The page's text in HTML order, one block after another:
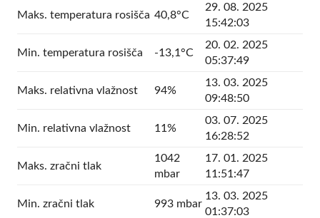
Maks. temperatura rosišča 40,8°C
29. 08. 2025
15:42:03
Min. temperatura rosišča -13,1°C
20. 02. 2025
05:37:49
Maks. relativna vlažnost 94%
13. 03. 2025
09:48:50
Min. relativna vlažnost 11%
03. 07. 2025
16:28:52
Maks. zračni tlak
1042
mbar
17. 01. 2025
11:51:47
Min. zračni tlak 993 mbar
13. 03. 2025
01:37:03